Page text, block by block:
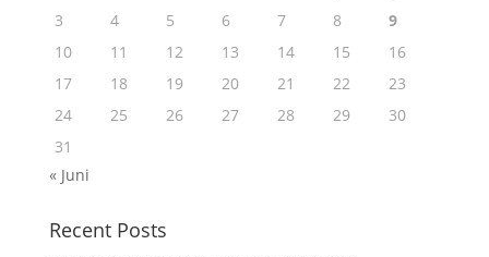
3
4 5 6 7 8
9
10
11 12 13 14 15
16
17
18 19 20 21 22
23
24
25 26 27 28 29
30
31
« Juni
Recent Posts